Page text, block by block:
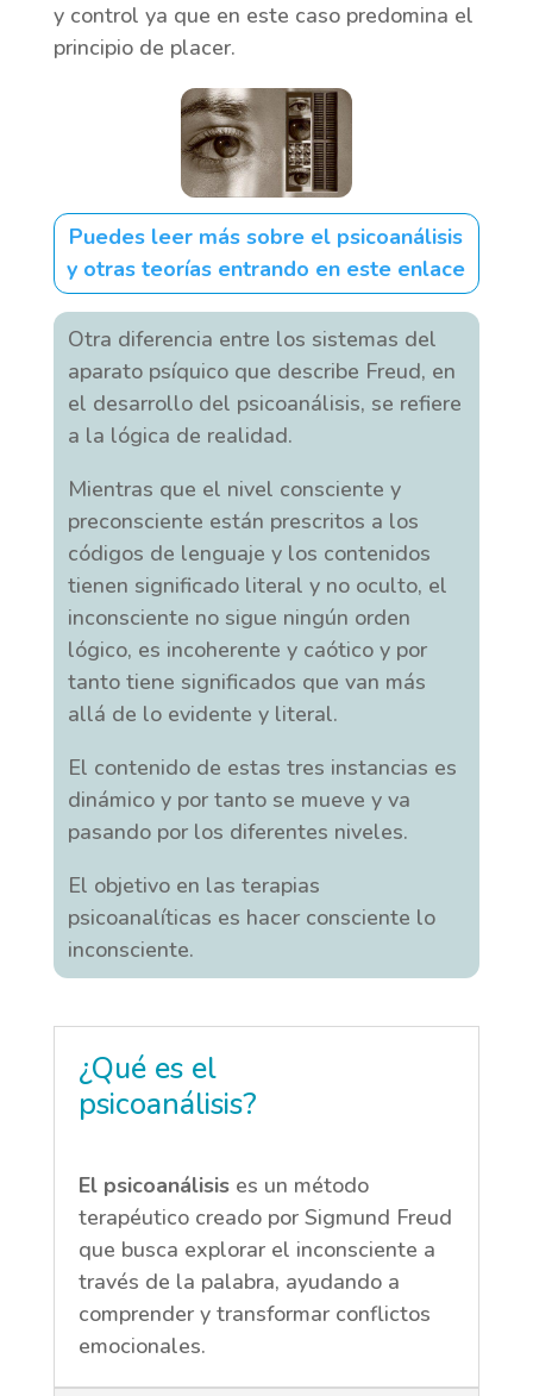
y control ya que en este caso predomina el
principio de placer.
Puedes leer más sobre el psicoanálisis
y otras teorías entrando en este enlace
Otra diferencia entre los sistemas del
aparato psíquico que describe Freud, en
el desarrollo del psicoanálisis, se refiere
a la lógica de realidad.
Mientras que el nivel consciente y
preconsciente están prescritos a los
códigos de lenguaje y los contenidos
tienen significado literal y no oculto, el
inconsciente no sigue ningún orden
lógico, es incoherente y caótico y por
tanto tiene significados que van más
allá de lo evidente y literal.
El contenido de estas tres instancias es
dinámico y por tanto se mueve y va
pasando por los diferentes niveles.
El objetivo en las terapias
psicoanalíticas es hacer consciente lo
inconsciente.
¿Qué es el
psicoanálisis?
El psicoanálisises un método
terapéutico creado por Sigmund Freud
que busca explorar el inconsciente a
través de la palabra, ayudando a
comprender y transformar conflictos
emocionales.